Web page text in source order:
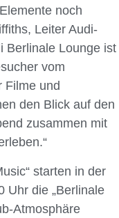
noch
Leiter Audi-
Berlinale Lounge ist
vom
Filme und
den Blick auf den
zusammen mit
starten in der
Uhr die „Berlinale
Atmosphäre